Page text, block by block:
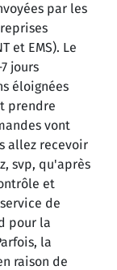
par les
et EMS). Le
jours
éloignées
prendre
vont
allez recevoir
svp, qu'après
et
de
pour la
la
raison de